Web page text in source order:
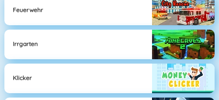
Feuerwehr
Irrgarten
Klicker